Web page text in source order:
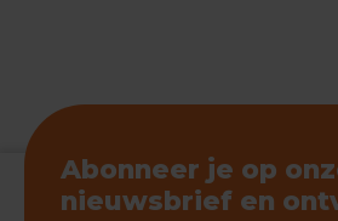
Abonneer je op
nieuwsbrief en